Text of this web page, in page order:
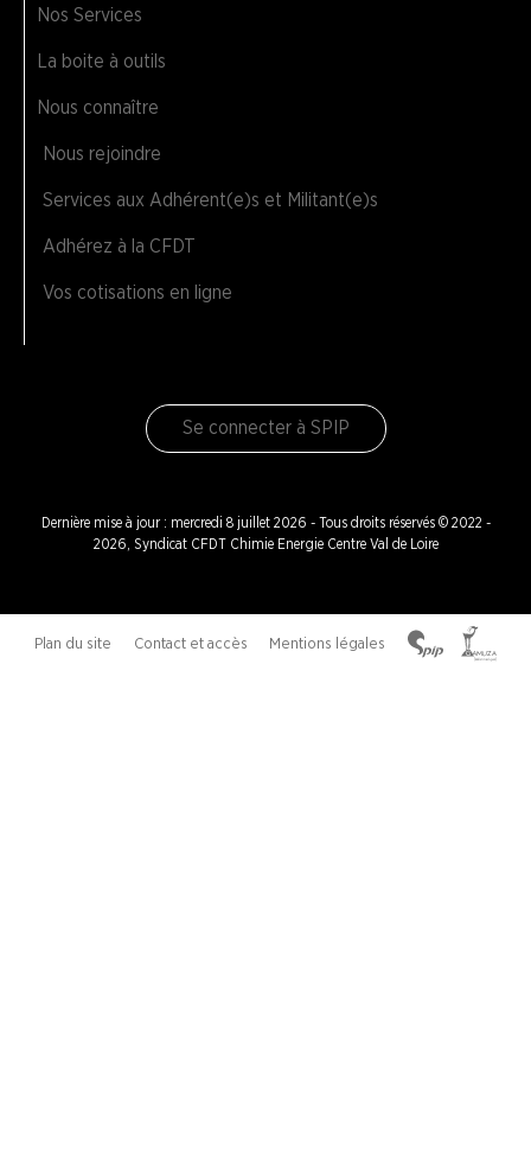
Nos Services
La boite à outils
Nous connaître
Nous rejoindre
Services aux Adhérent(e)s et Militant(e)s
Adhérez à la CFDT
Vos cotisations en ligne
Se connecter à SPIP
Dernière mise à jour : mercredi 8 juillet 2026 - Tous droits réservés © 2022 -
2026, Syndicat CFDT Chimie Energie Centre Val de Loire
Plan du site Contact et accès Mentions légales